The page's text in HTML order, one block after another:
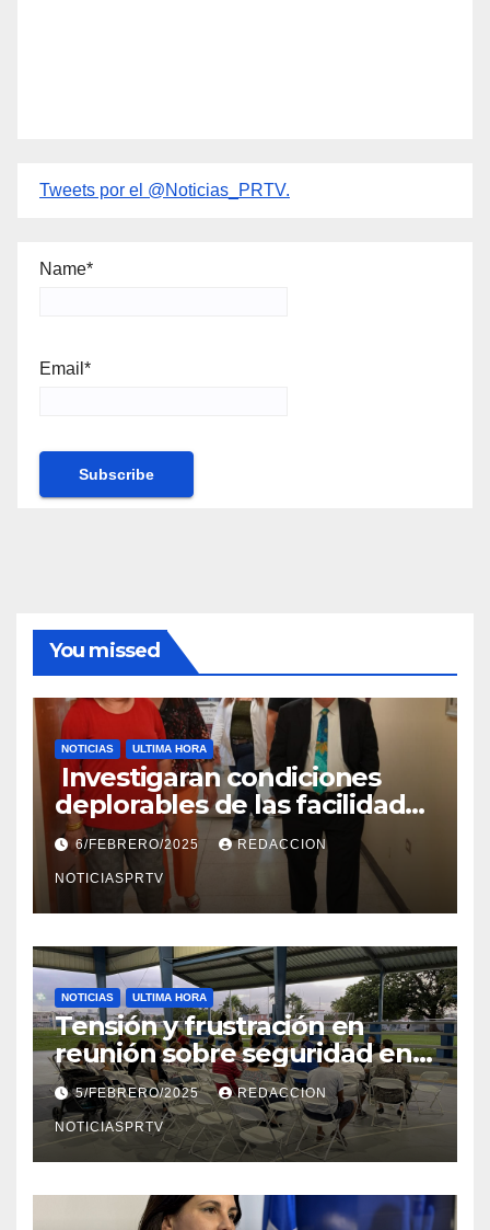
Tweets por el @Noticias_PRTV.
Name*
Email*
You missed
NOTICIAS ULTIMA HORA
Investigaran condiciones
deplorables de las facilidades
el Departamento de la Salud
en Mayagüez
6/FEBRERO/2025 REDACCION
NOTICIASPRTV
NOTICIAS ULTIMA HORA
Tensión y frustración en
reunión sobre seguridad en
Reparto Metropolitano
5/FEBRERO/2025 REDACCION
NOTICIASPRTV